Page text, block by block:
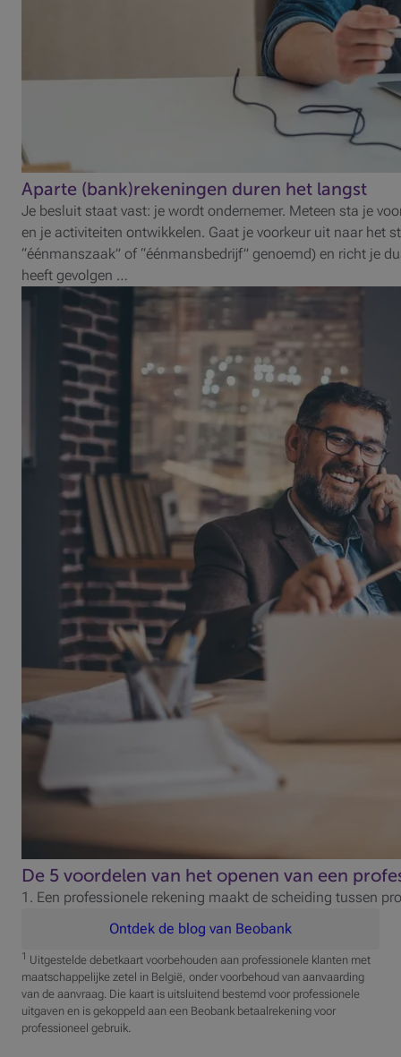
Aparte (bank)rekeningen duren het langst
Je besluit staat vast: je wordt ondernemer. Meteen sta je
en je activiteiten ontwikkelen. Gaat je voorkeur uit naar het
“éénmanszaak” of “éénmansbedrijf” genoemd) en richt je
heeft gevolgen …
De 5 voordelen van het openen van een
1. Een professionele rekening maakt de scheiding tussen
Ontdek de blog van Beobank
1 Uitgestelde debetkaart voorbehouden aan professionele klanten met
maatschappelijke zetel in België, onder voorbehoud van aanvaarding
van de aanvraag. Die kaart is uitsluitend bestemd voor professionele
uitgaven en is gekoppeld aan een Beobank betaalrekening voor
professioneel gebruik.